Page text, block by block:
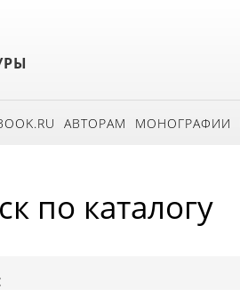
АВТОРАМ МОНОГРАФИИ
по каталогу